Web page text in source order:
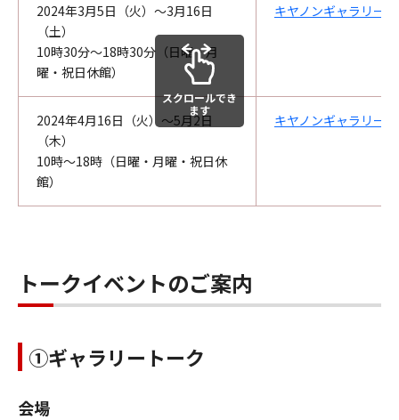
2024年3月5日（火）～3月16日
（土）
10時30分～18時30分（日曜・月
曜・祝日休館）
キヤノンギャラリー
2024年4月16日（火）～5月2日
（木）
10時～18時（日曜・月曜・祝日休
館）
キヤノンギャラリー
スクロールでき
ます
トークイベントのご案内
①ギャラリートーク
会場